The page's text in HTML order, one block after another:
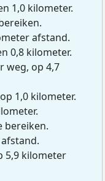
1,0 kilometer.
afstand.
0,8 kilometer.
weg, op 4,7
1,0 kilometer.
bereiken.
5,9 kilometer